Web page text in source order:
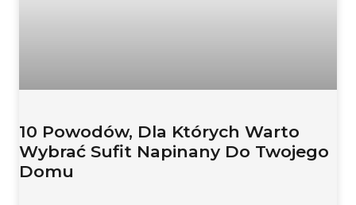
10 Powodów, Dla Których Warto
Wybrać Sufit Napinany Do Twojego
Domu